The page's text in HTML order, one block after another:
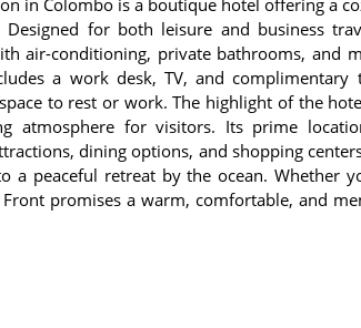
in Colombo is a boutique hotel offering a
for both leisure and business
air-conditioning, private bathrooms, and
a work desk, TV, and complimentary
to rest or work. The highlight of the
atmosphere for visitors. Its prime
dining options, and shopping
a peaceful retreat by the ocean. Whether
promises a warm, comfortable, and